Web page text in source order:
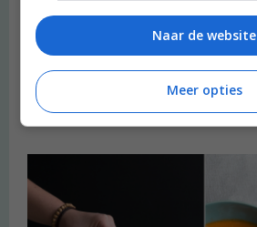
Heimwee
Naar de website
Meer opties